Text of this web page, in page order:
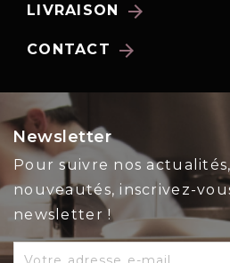
LIVRAISON arrow_forward
CONTACT arrow_forward
Newsletter
Pour suivre nos
nouveautés, inscrivez-
newsletter !